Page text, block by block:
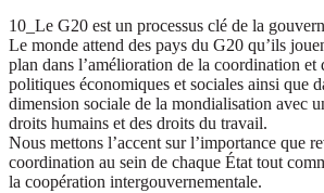
10_Le G20 est un processus clé de la
Le monde attend des pays du G20 qu’ils
plan dans l’amélioration de la coordination et
politiques économiques et sociales ainsi que
dimension sociale de la mondialisation avec
droits humains et des droits du travail.
Nous mettons l’accent sur l’importance que
coordination au sein de chaque État tout
la coopération intergouvernementale.